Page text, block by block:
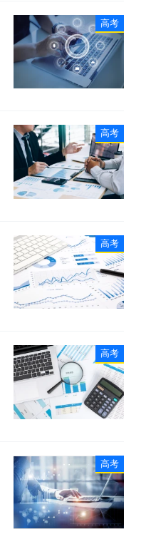
高考
高考
高考
高考
高考